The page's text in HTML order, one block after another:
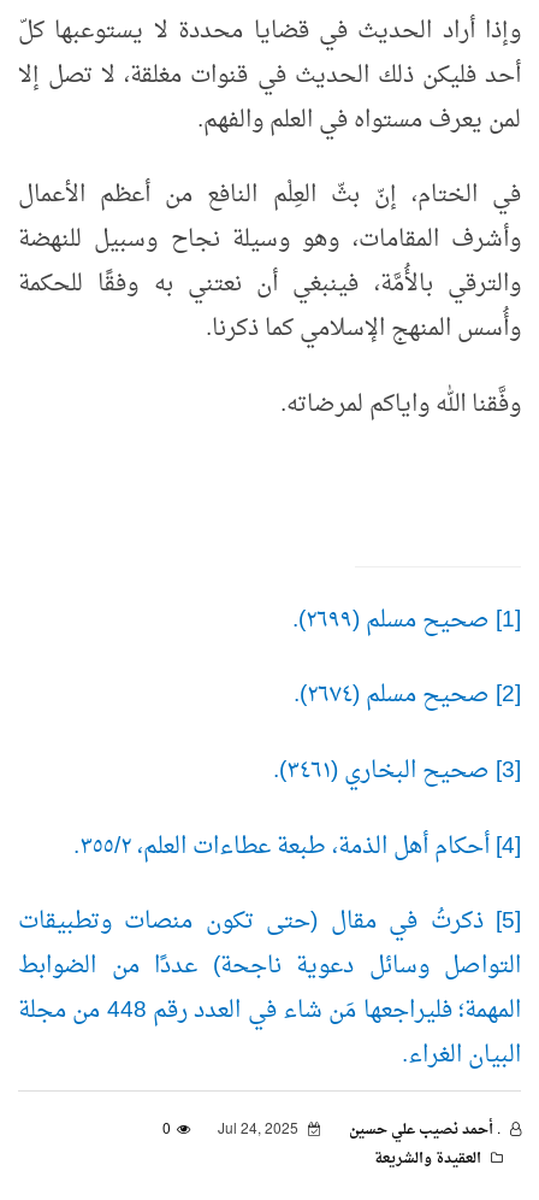
وإذا أراد الحديث في قضايا محددة لا يستوعبها كلّ
أحد فليكن ذلك الحديث في قنوات مغلقة، لا تصل إلا
لمن يعرف مستواه في العلم والفهم.
في الختام، إنّ بثّ العِلْم النافع من أعظم الأعمال
وأشرف المقامات، وهو وسيلة نجاح وسبيل للنهضة
والترقي بالأُمَّة، فينبغي أن نعتني به وفقًا للحكمة
وأُسس المنهج الإسلامي كما ذكرنا.
وفَّقنا الله واياكم لمرضاته.
[1] صحيح مسلم (٢٦٩٩).
[2] صحيح مسلم (٢٦٧٤).
[3] صحيح البخاري (٣٤٦١).
[4] أحكام أهل الذمة، طبعة عطاءات العلم، ٢/‏٣٥٥.
[5] ذكرتُ في مقال (حتى تكون منصات وتطبيقات
التواصل وسائل دعوية ناجحة) عددًا من الضوابط
المهمة؛ فليراجعها مَن شاء في العدد رقم 448 من مجلة
البيان الغراء.
. أحمد نصيب علي حسين
0
العقيدة والشريعة